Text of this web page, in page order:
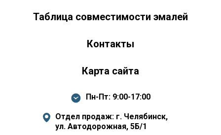
Таблица совместимости эмалей
Контакты
Карта сайта
Пн-Пт: 9:00-17:00
Отдел продаж: г. Челябинск,
ул. Автодорожная, 5Б/1